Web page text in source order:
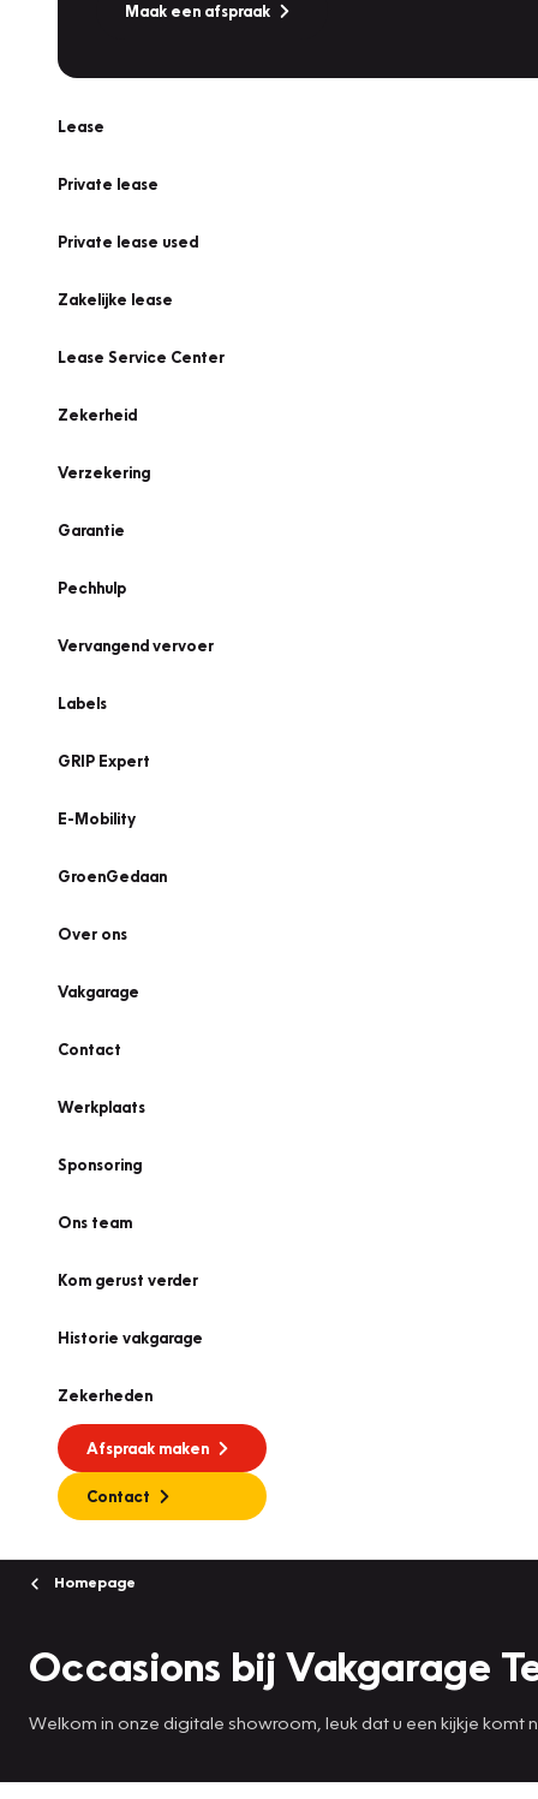
Maak een afspraak
Lease
Private lease
Private lease used
Zakelijke lease
Lease Service Center
Zekerheid
Verzekering
Garantie
Pechhulp
Vervangend vervoer
Labels
GRIP Expert
E-Mobility
GroenGedaan
Over ons
Vakgarage
Contact
Werkplaats
Sponsoring
Ons team
Kom gerust verder
Historie vakgarage
Zekerheden
Afspraak maken
Contact
Homepage
Occasions bij Vakgarage
Welkom in onze digitale showroom, leuk dat u een kijkje komt